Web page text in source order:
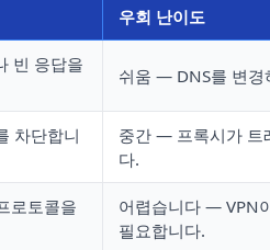
우회 난이도
빈 응답을
쉬움 — DNS를 변경
차단합니
중간 — 프록시가 트
다.
로토콜을
어렵습니다 — VPN
필요합니다.